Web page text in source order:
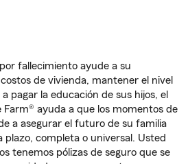
fallecimiento ayude a su
de vivienda, mantener el nivel
pagar la educación de sus hijos, el
Farm® ayuda a que los momentos de
a asegurar el futuro de su familia
plazo, completa o universal. Usted
tenemos pólizas de seguro que se